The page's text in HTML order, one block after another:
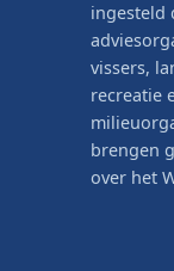
ingesteld
vissers,
recreatie
brengen
over het